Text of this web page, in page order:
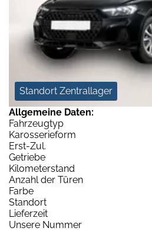
Standort Zentrallager
Allgemeine Daten:
Fahrzeugtyp
Karosserieform
Erst-Zul.
Getriebe
Kilometerstand
Anzahl der Türen
Farbe
Standort
Lieferzeit
Unsere Nummer